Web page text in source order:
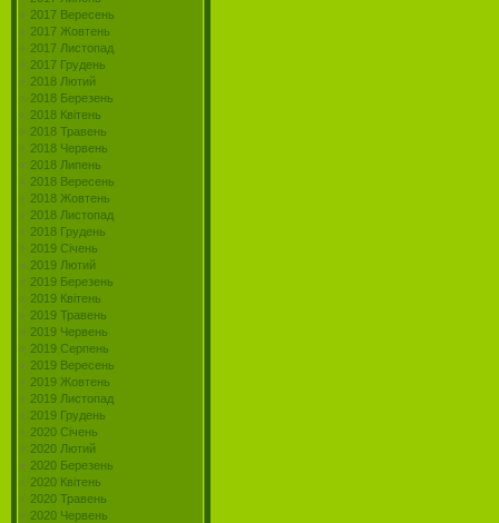
2017 Вересень
2017 Жовтень
2017 Листопад
2017 Грудень
2018 Лютий
2018 Березень
2018 Квітень
2018 Травень
2018 Червень
2018 Липень
2018 Вересень
2018 Жовтень
2018 Листопад
2018 Грудень
2019 Січень
2019 Лютий
2019 Березень
2019 Квітень
2019 Травень
2019 Червень
2019 Серпень
2019 Вересень
2019 Жовтень
2019 Листопад
2019 Грудень
2020 Січень
2020 Лютий
2020 Березень
2020 Квітень
2020 Травень
2020 Червень